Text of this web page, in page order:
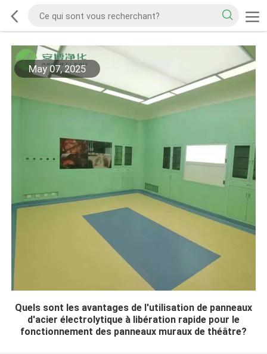
May 07, 2025
Quels sont les avantages de l'utilisation de panneaux
d'acier électrolytique à libération rapide pour le
fonctionnement des panneaux muraux de théâtre?